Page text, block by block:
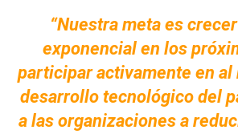
“Nuestra meta es
exponencial en los
participar activamente en al
desarrollo tecnológico del
a las organizaciones a